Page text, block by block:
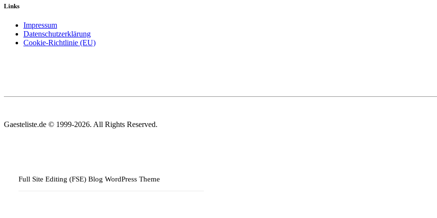
Links
Impressum
Datenschutzerklärung
Cookie-Richtlinie (EU)
Gaesteliste.de © 1999-2026. All Rights Reserved.
Full Site Editing (FSE) Blog WordPress Theme